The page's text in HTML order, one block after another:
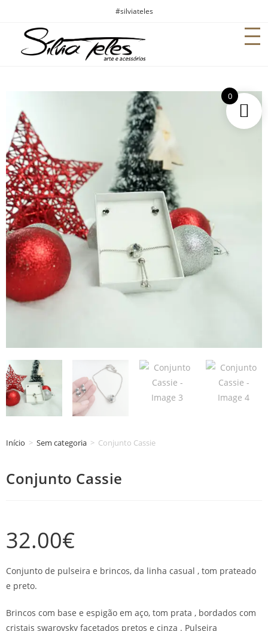
#silviateles
Início > Sem categoria > Conjunto Cassie
Conjunto Cassie
32.00€
Conjunto de pulseira e brincos, da linha casual , tom prateado
e preto.
Brincos com base e espigão em aço, tom prata , bordados com
cristais swarovsky facetados pretos e cinza . Pulseira
0